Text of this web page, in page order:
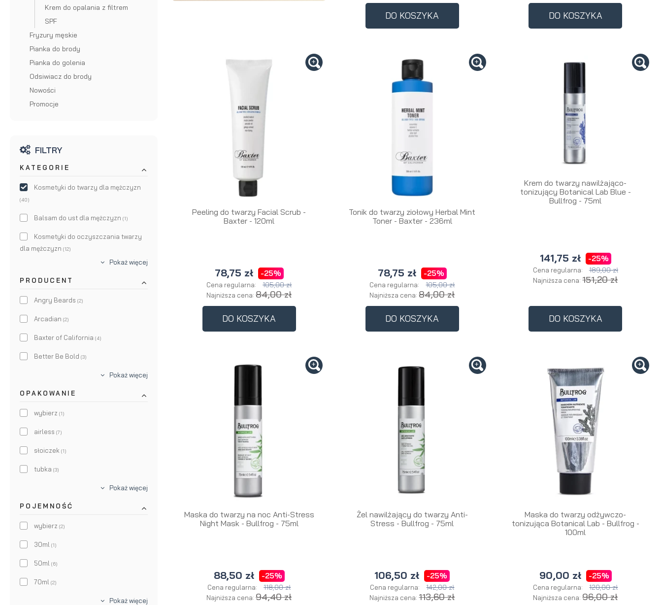
perfumowana
Krem do
Zestaw
Krem do opalania z filtrem
SPF
Fryzury męskie
Pianka do brody
Pianka do golenia
Odsiwiacz do brody
Nowości
Promocje
FILTRY
KATEGORIE
Kosmetyki do twarzy dla mężczyzn
(40)
Balsam do ust dla mężczyzn (1)
Kosmetyki do oczyszczania twarzy
dla mężczyzn (12)
Krem do twarzy dla mężczyzn
Pokaż więcej
PRODUCENT
Angry Beards (2)
Arcadian (2)
Baxter of California (4)
Better Be Bold (3)
By Elementum
Cyrulicy (6)
Pomp & Co.
RALLS. (3)
RareCraft
Sord (4)
Pokaż więcej
OPAKOWANIE
wybierz (1)
airless (7)
słoiczek (1)
tubka (3)
Pokaż więcej
POJEMNOŚĆ
wybierz (2)
30ml (1)
50ml (6)
70ml (2)
Pokaż więcej
DO KOSZYKA DO KOSZYKA
Peeling do twarzy Facial Scrub -
Baxter - 120ml
78,75 zł -25%
Cena regularna: 105,00 zł
Najniższa cena:84,00 zł
DO KOSZYKA
Tonik do twarzy ziołowy Herbal Mint
Toner - Baxter - 236ml
78,75 zł -25%
Cena regularna: 105,00 zł
Najniższa cena:84,00 zł
DO KOSZYKA
Krem do twarzy nawilżająco-
tonizujący Botanical Lab Blue -
Bullfrog - 75ml
141,75 zł -25%
Cena regularna: 189,00 zł
Najniższa cena:151,20 zł
DO KOSZYKA
Maska do twarzy na noc Anti-Stress
Night Mask - Bullfrog - 75ml
88,50 zł -25%
Cena regularna: 118,00 zł
Najniższa cena:94,40 zł
Żel nawilżający do twarzy Anti-
Stress - Bullfrog - 75ml
106,50 zł -25%
Cena regularna: 142,00 zł
Najniższa cena:113,60 zł
Maska do twarzy odżywczo-
tonizująca Botanical Lab - Bullfrog -
100ml
90,00 zł -25%
Cena regularna: 120,00 zł
Najniższa cena:96,00 zł